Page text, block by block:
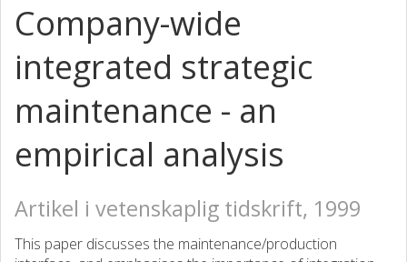
Company-wide
integrated strategic
maintenance - an
empirical analysis
Artikel i vetenskaplig tidskrift, 1999
This paper discusses the maintenance/production